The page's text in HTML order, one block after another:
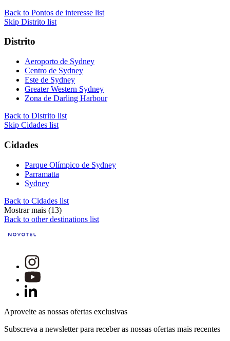
Back to Pontos de interesse list
Skip Distrito list
Distrito
Aeroporto de Sydney
Centro de Sydney
Este de Sydney
Greater Western Sydney
Zona de Darling Harbour
Back to Distrito list
Skip Cidades list
Cidades
Parque Olímpico de Sydney
Parramatta
Sydney
Back to Cidades list
Mostrar mais (13)
Back to other destinations list
Aproveite as nossas ofertas exclusivas
Subscreva a newsletter para receber as nossas ofertas mais recentes